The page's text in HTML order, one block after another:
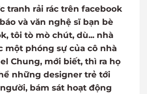
tranh rải rác trên facebook
và văn nghệ sĩ bạn bè
tôi tò mò chút, dù... nhà
một phóng sự của cô nhà
Chung, mới biết, thì ra họ
những designer trẻ tới
bám sát hoạt động